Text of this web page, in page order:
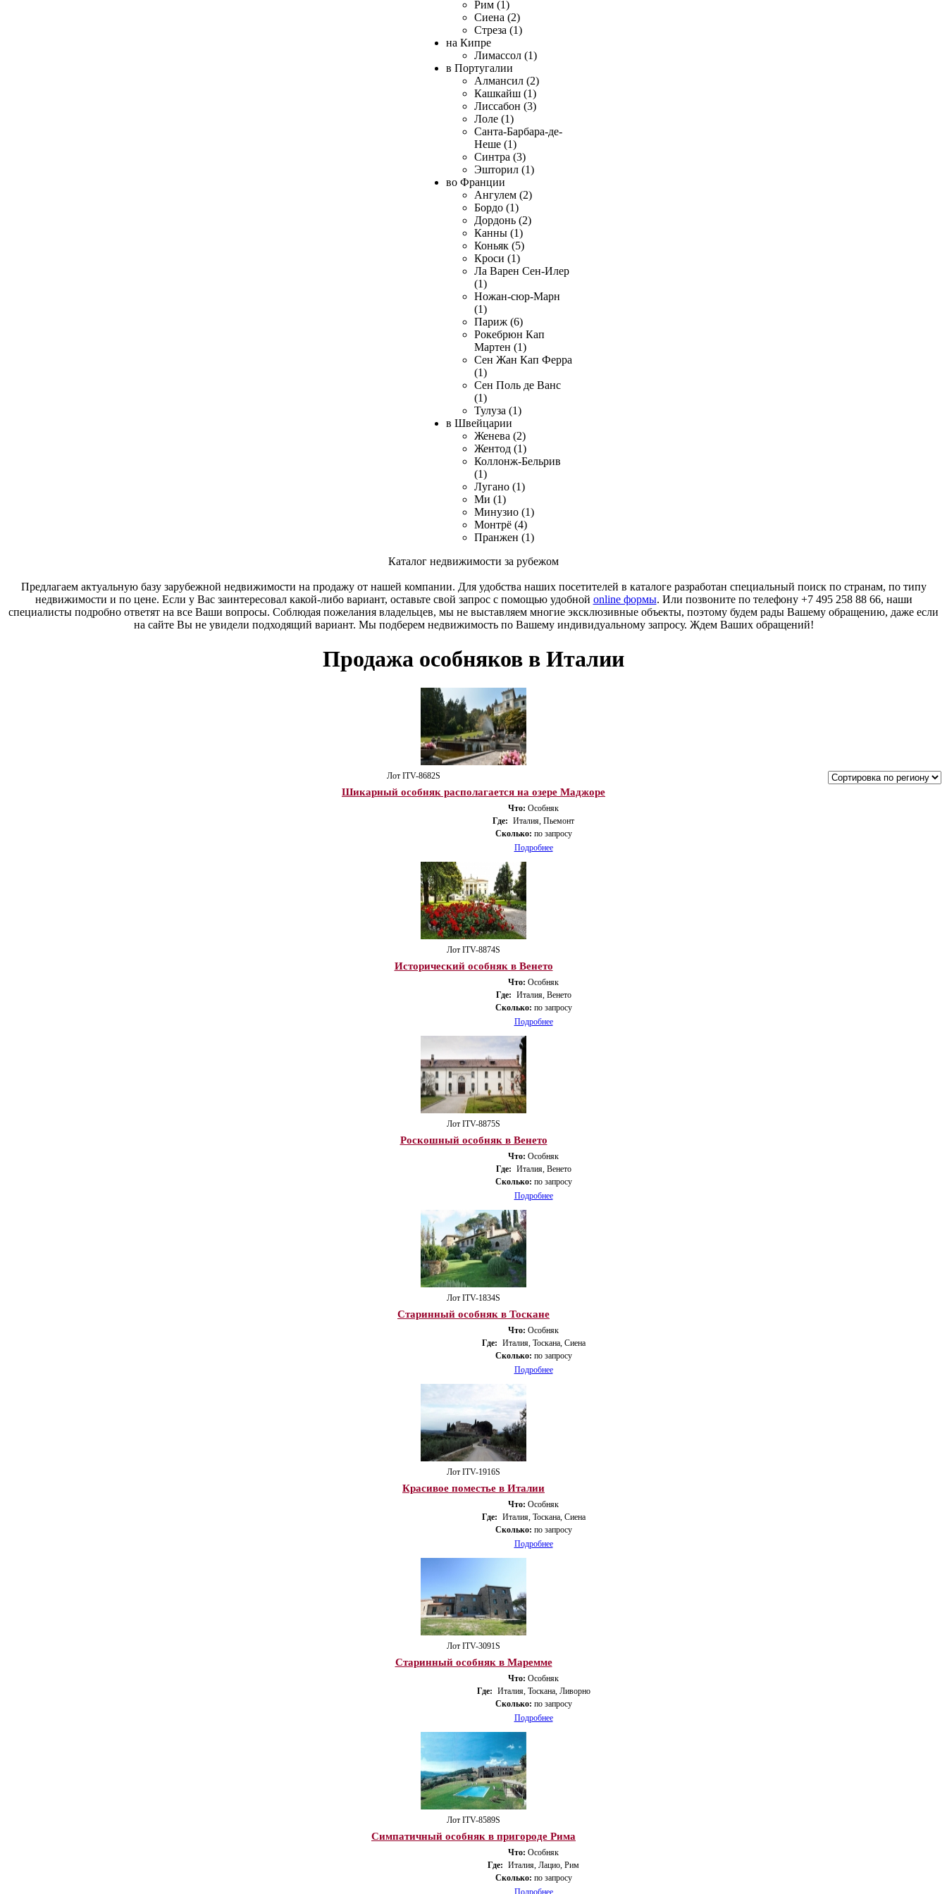
Рим (1)
Сиена (2)
Стреза (1)
на Кипре
Лимассол (1)
в Португалии
Алмансил (2)
Кашкайш (1)
Лиссабон (3)
Лоле (1)
Санта-Барбара-де-
Неше (1)
Синтра (3)
Эшторил (1)
во Франции
Ангулем (2)
Бордо (1)
Дордонь (2)
Канны (1)
Коньяк (5)
Кроси (1)
Ла Варен Сен-Илер
(1)
Ножан-сюр-Марн
(1)
Париж (6)
Рокебрюн Кап
Мартен (1)
Сен Жан Кап Ферра
(1)
Сен Поль де Ванс
(1)
Тулуза (1)
в Швейцарии
Женева (2)
Жентод (1)
Коллонж-Бельрив
(1)
Лугано (1)
Ми (1)
Минузио (1)
Монтрё (4)
Пранжен (1)
Каталог недвижимости за рубежом
Предлагаем актуальную базу зарубежной недвижимости на продажу от нашей компании. Для удобства наших посетителей в каталоге разработан специальный поиск по странам, по типу
недвижимости и по цене. Если у Вас заинтересовал какой-либо вариант, оставьте свой запрос с помощью удобной online формы. Или позвоните по телефону +7 495 258 88 66, наши
специалисты подробно ответят на все Ваши вопросы. Соблюдая пожелания владельцев, мы не выставляем многие эксклюзивные объекты, поэтому будем рады Вашему обращению, даже если
на сайте Вы не увидели подходящий вариант. Мы подберем недвижимость по Вашему индивидуальному запросу. Ждем Ваших обращений!
Продажа особняков в Италии
Лот ITV-8682S
Шикарный особняк располагается на озере Маджоре
Что: Особняк
Где: Италия, Пьемонт
Сколько: по запросу
Подробнее
Лот ITV-8874S
Исторический особняк в Венето
Что: Особняк
Где: Италия, Венето
Сколько: по запросу
Подробнее
Лот ITV-8875S
Роскошный особняк в Венето
Что: Особняк
Где: Италия, Венето
Сколько: по запросу
Подробнее
Лот ITV-1834S
Старинный особняк в Тоскане
Что: Особняк
Где: Италия, Тоскана, Сиена
Сколько: по запросу
Подробнее
Лот ITV-1916S
Красивое поместье в Италии
Что: Особняк
Где: Италия, Тоскана, Сиена
Сколько: по запросу
Подробнее
Лот ITV-3091S
Старинный особняк в Маремме
Что: Особняк
Где: Италия, Тоскана, Ливорно
Сколько: по запросу
Подробнее
Лот ITV-8589S
Симпатичный особняк в пригороде Рима
Что: Особняк
Где: Италия, Лацио, Рим
Сколько: по запросу
Подробнее